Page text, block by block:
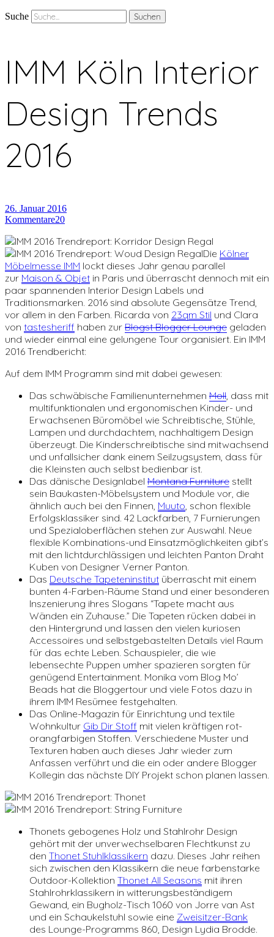
Suche
IMM Köln Interior
Design Trends
2016
26. Januar 2016
Kommentare20
Die Kölner
Möbelmesse IMM lockt dieses Jahr genau parallel
zur Maison & Objet in Paris und überrascht dennoch mit ein
paar spannenden Interior Design Labels und
Traditionsmarken. 2016 sind absolute Gegensätze Trend,
vor allem in den Farben. Ricarda von 23qm Stil und Clara
von tastesheriff haben zur Blogst Blogger Lounge geladen
und wieder einmal eine gelungene Tour organisiert. Ein IMM
2016 Trendbericht:
Auf dem IMM Programm sind mit dabei gewesen:
Das schwäbische Familienunternehmen Moll , dass mit
multifunktionalen und ergonomischen Kinder- und
Erwachsenen Büromöbel wie Schreibtische, Stühle,
Lampen und durchdachtem, nachhaltigem Design
überzeugt. Die Kinderschreibtische sind mitwachsend
und unfallsicher dank einem Seilzugsystem, dass für
die Kleinsten auch selbst bedienbar ist.
Das dänische Designlabel Montana Furniture stellt
sein Baukasten-Möbelsystem und Module vor, die
ähnlich auch bei den Finnen, Muuto , schon flexible
Erfolgsklassiker sind. 42 Lackfarben, 7 Furnierungen
und Spezialoberflächen stehen zur Auswahl. Neue
flexible Kombinations-und Einsatzmöglichkeiten gibt’s
mit den lichtdurchlässigen und leichten Panton Draht
Kuben von Designer Verner Panton.
Das Deutsche Tapeteninstitut überrascht mit einem
bunten 4-Farben-Räume Stand und einer besonderen
Inszenierung ihres Slogans “Tapete macht aus
Wänden ein Zuhause.” Die Tapeten rücken dabei in
den Hintergrund und lassen den vielen kuriosen
Accessoires und selbstgebastelten Details viel Raum
für das echte Leben. Schauspieler, die wie
lebensechte Puppen umher spazieren sorgten für
genügend Entertainment. Monika vom Blog Mo’
Beads hat die Bloggertour und viele Fotos dazu in
ihrem IMM Resümee festgehalten.
Das Online-Magazin für Einrichtung und textile
Wohnkultur Gib Dir Stoff mit vielen kräftigen rot-
orangfarbigen Stoffen. Verschiedene Muster und
Texturen haben auch dieses Jahr wieder zum
Anfassen verführt und die ein oder andere Blogger
Kollegin das nächste DIY Projekt schon planen lassen.
Thonets gebogenes Holz und Stahlrohr Design
gehört mit der unverwechselbaren Flechtkunst zu
den Thonet Stuhlklassikern dazu. Dieses Jahr reihen
sich zwischen den Klassikern die neue farbenstarke
Outdoor-Kollektion Thonet All Seasons mit ihren
Stahlrohrklassikern in witterungsbeständigem
Gewand, ein Bugholz-Tisch 1060 von Jorre van Ast
und ein Schaukelstuhl sowie eine Zweisitzer-Bank
des Lounge-Programms 860, Design Lydia Brodde.